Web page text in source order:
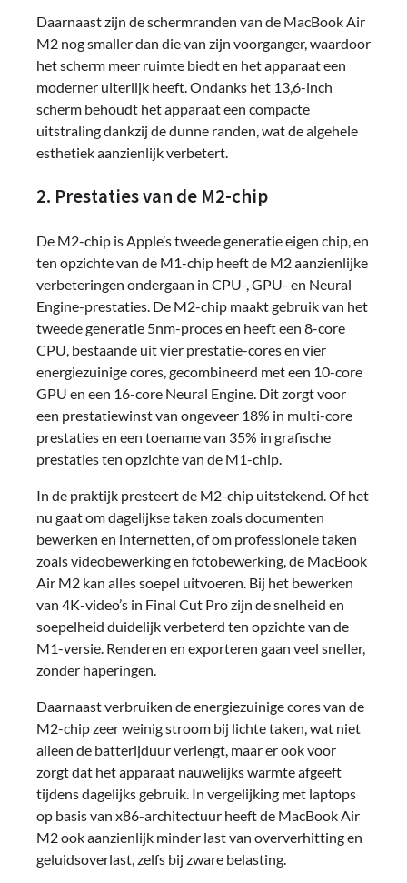
Daarnaast zijn de schermranden van de MacBook Air
M2 nog smaller dan die van zijn voorganger, waardoor
het scherm meer ruimte biedt en het apparaat een
moderner uiterlijk heeft. Ondanks het 13,6-inch
scherm behoudt het apparaat een compacte
uitstraling dankzij de dunne randen, wat de algehele
esthetiek aanzienlijk verbetert.
2. Prestaties van de M2-chip
De M2-chip is Apple’s tweede generatie eigen chip, en
ten opzichte van de M1-chip heeft de M2 aanzienlijke
verbeteringen ondergaan in CPU-, GPU- en Neural
Engine-prestaties. De M2-chip maakt gebruik van het
tweede generatie 5nm-proces en heeft een 8-core
CPU, bestaande uit vier prestatie-cores en vier
energiezuinige cores, gecombineerd met een 10-core
GPU en een 16-core Neural Engine. Dit zorgt voor
een prestatiewinst van ongeveer 18% in multi-core
prestaties en een toename van 35% in grafische
prestaties ten opzichte van de M1-chip.
In de praktijk presteert de M2-chip uitstekend. Of het
nu gaat om dagelijkse taken zoals documenten
bewerken en internetten, of om professionele taken
zoals videobewerking en fotobewerking, de MacBook
Air M2 kan alles soepel uitvoeren. Bij het bewerken
van 4K-video’s in Final Cut Pro zijn de snelheid en
soepelheid duidelijk verbeterd ten opzichte van de
M1-versie. Renderen en exporteren gaan veel sneller,
zonder haperingen.
Daarnaast verbruiken de energiezuinige cores van de
M2-chip zeer weinig stroom bij lichte taken, wat niet
alleen de batterijduur verlengt, maar er ook voor
zorgt dat het apparaat nauwelijks warmte afgeeft
tijdens dagelijks gebruik. In vergelijking met laptops
op basis van x86-architectuur heeft de MacBook Air
M2 ook aanzienlijk minder last van oververhitting en
geluidsoverlast, zelfs bij zware belasting.